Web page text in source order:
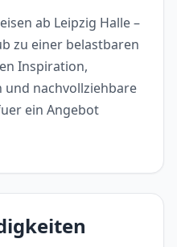
ab Leipzig Halle –
zu einer belastbaren
Inspiration,
nachvollziehbare
ein Angebot